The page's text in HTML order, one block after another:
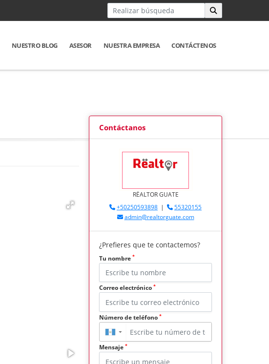
NUESTRO BLOG ASESOR NUESTRA EMPRESA CONTÁCTENOS
Contáctanos
RËALTOR GUATE
+50250593898 |
55320155
admin@realtorguate.com
¿Prefieres que te contactemos?
Tu nombre *
Correo electrónico *
Número de teléfono *
▼
Mensaje *